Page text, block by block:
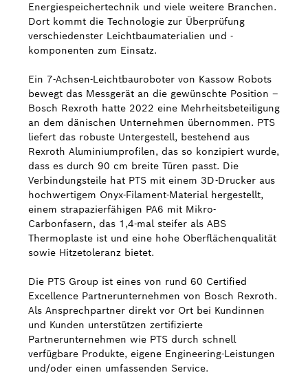
Energiespeichertechnik und viele weitere Branchen.
Dort kommt die Technologie zur Überprüfung
verschiedenster Leichtbaumaterialien und -
komponenten zum Einsatz.
Ein 7-Achsen-Leichtbauroboter von Kassow Robots
bewegt das Messgerät an die gewünschte Position –
Bosch Rexroth hatte 2022 eine Mehrheitsbeteiligung
an dem dänischen Unternehmen übernommen. PTS
liefert das robuste Untergestell, bestehend aus
Rexroth Aluminiumprofilen, das so konzipiert wurde,
dass es durch 90 cm breite Türen passt. Die
Verbindungsteile hat PTS mit einem 3D-Drucker aus
hochwertigem Onyx-Filament-Material hergestellt,
einem strapazierfähigen PA6 mit Mikro-
Carbonfasern, das 1,4-mal steifer als ABS
Thermoplaste ist und eine hohe Oberflächenqualität
sowie Hitzetoleranz bietet.
Die PTS Group ist eines von rund 60 Certified
Excellence Partnerunternehmen von Bosch Rexroth.
Als Ansprechpartner direkt vor Ort bei Kundinnen
und Kunden unterstützen zertifizierte
Partnerunternehmen wie PTS durch schnell
verfügbare Produkte, eigene Engineering-Leistungen
und/oder einen umfassenden Service.